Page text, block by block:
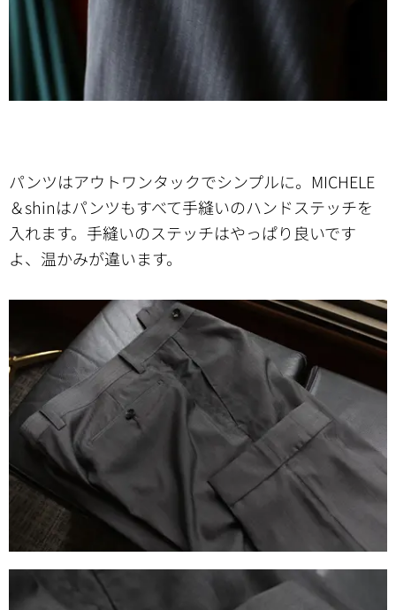
パンツはアウトワンタックでシンプルに。MICHELE
＆shinはパンツもすべて手縫いのハンドステッチを
入れます。手縫いのステッチはやっぱり良いです
よ、温かみが違います。